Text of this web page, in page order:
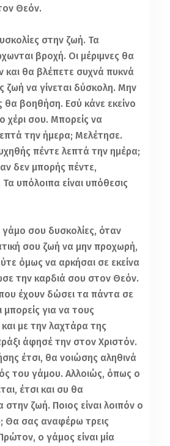
Θεόν.
στην ζωή. Τα
βροχή. Οι μέριμνες θα
και θα βλέπετε συχνά πυκνά
ζωή να γίνεται δύσκολη. Μην
βοηθήση. Εσύ κάνε εκείνο
χέρι σου. Μπορείς να
την ήμερα; Μελέτησε.
πέντε λεπτά την ημέρα;
δεν μπορής πέντε,
υπόλοιπα είναι υπόθεσις
σου δυσκολίες, όταν
σου ζωή να μην προχωρή,
όμως να αρκήσαι σε εκείνα
την καρδιά σου στον Θεόν.
έχουν δώσει τα πάντα σε
μπορείς για να τους
με την λαχτάρα της
άφησέ την στον Χριστόν.
έτσι, θα νοιώσης αληθινά
του γάμου. Αλλοιώς, όπως ο
έτσι και συ θα
στην ζωή. Ποιος είναι λοιπόν ο
Θα σας αναφέρω τρεις
ο γάμος είναι μία